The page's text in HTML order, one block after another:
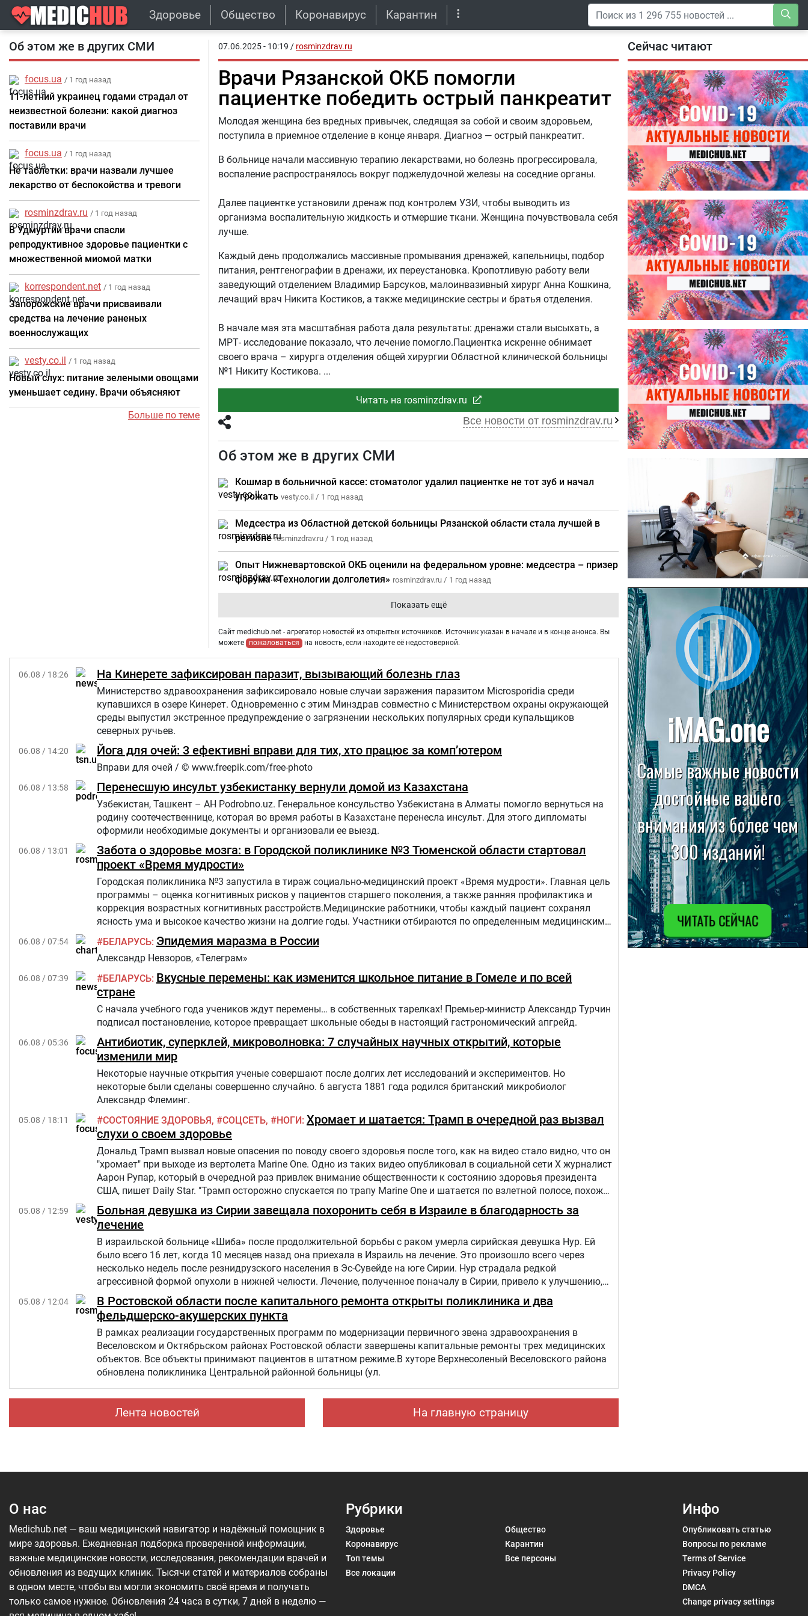
Здоровье Общество Коронавирус Карантин
Об этом же в других СМИ
focus.ua / 1 год назад
11-летний украинец годами страдал от
неизвестной болезни: какой диагноз
поставили врачи
focus.ua / 1 год назад
Не таблетки: врачи назвали лучшее
лекарство от беспокойства и тревоги
rosminzdrav.ru / 1 год назад
В Удмуртии врачи спасли
репродуктивное здоровье пациентки с
множественной миомой матки
korrespondent.net / 1 год назад
Запорожские врачи присваивали
средства на лечение раненых
военнослужащих
vesty.co.il / 1 год назад
Новый слух: питание зелеными овощами
уменьшает седину. Врачи объясняют
Больше по теме
07.06.2025 - 10:19 / rosminzdrav.ru
Врачи Рязанской ОКБ помогли
пациентке победить острый панкреатит
Молодая женщина без вредных привычек, следящая за собой и своим здоровьем,
поступила в приемное отделение в конце января. Диагноз — острый панкреатит.
В больнице начали массивную терапию лекарствами, но болезнь прогрессировала,
воспаление распространялось вокруг поджелудочной железы на соседние органы.
Далее пациентке установили дренаж под контролем УЗИ, чтобы выводить из
организма воспалительную жидкость и отмершие ткани. Женщина почувствовала себя
лучше.
Каждый день продолжались массивные промывания дренажей, капельницы, подбор
питания, рентгенографии в дренажи, их переустановка. Кропотливую работу вели
заведующий отделением Владимир Барсуков, малоинвазивный хирург Анна Кошкина,
лечащий врач Никита Костиков, а также медицинские сестры и братья отделения.
В начале мая эта масштабная работа дала результаты: дренажи стали высыхать, а
МРТ- исследование показало, что лечение помогло.Пациентка искренне обнимает
своего врача – хирурга отделения общей хирургии Областной клинической больницы
№1 Никиту Костикова.
Читать на rosminzdrav.ru
Все новости от rosminzdrav.ru
Об этом же в других СМИ
Кошмар в больничной кассе: стоматолог удалил пациентке не тот зуб и начал
угрожать vesty.co.il / 1 год назад
Медсестра из Областной детской больницы Рязанской области стала лучшей в
регионеrosminzdrav.ru / 1 год назад
Опыт Нижневартовской ОКБ оценили на федеральном уровне: медсестра – призер
форума «Технологии долголетия» rosminzdrav.ru / 1 год назад
Показать ещё
Сайт medichub.net - агрегатор новостей из открытых источников. Источник указан в начале и в конце анонса. Вы
можете
пожаловаться на новость, если находите её недостоверной.
06.08 / 18:26 На Кинерете зафиксирован паразит, вызывающий болезнь глаз
Министерство здравоохранения зафиксировало новые случаи заражения паразитом Microsporidia среди
купавшихся в озере Кинерет. Одновременно с этим Минздрав совместно с Министерством охраны окружающей
среды выпустил экстренное предупреждение о загрязнении нескольких популярных среди купальщиков
северных ручьев.
06.08 / 14:20 Йога для очей: 3 ефективні вправи для тих, хто працює за комп’ютером
Вправи для очей / © www.freepik.com/free-photo
06.08 / 13:58 Перенесшую инсульт узбекистанку вернули домой из Казахстана
Узбекистан, Ташкент – АН Podrobno.uz. Генеральное консульство Узбекистана в Алматы помогло вернуться на
родину соотечественнице, которая во время работы в Казахстане перенесла инсульт. Для этого дипломаты
оформили необходимые документы и организовали ее выезд.
06.08 / 13:01
Забота о здоровье мозга: в Городской поликлинике №3 Тюменской области стартовал
проект «Время мудрости»
Городская поликлиника №3 запустила в тираж социально-медицинский проект «Время мудрости». Главная цель
программы – оценка когнитивных рисков у пациентов старшего поколения, а также ранняя профилактика и
коррекция возрастных когнитивных расстройств.Медицинские работники, чтобы каждый пациент сохранял
ясность ума и высокое качество жизни на долгие годы. Участники отбираются по определенным медицинским
критериям из числа прикрепленного к поликлинике населения.Путь в проекте состоит из трех этапов:1.
06.08 / 07:54 БЕЛАРУСЬ Эпидемия маразма в России
Александр Невзоров, «Телеграм»
06.08 / 07:39 БЕЛАРУСЬ Вкусные перемены: как изменится школьное питание в Гомеле и по всей
стране
С начала учебного года учеников ждут перемены… в собственных тарелках! Премьер-министр Александр Турчин
подписал постановление, которое превращает школьные обеды в настоящий гастрономический апгрейд.
06.08 / 05:36
Антибиотик, суперклей, микроволновка: 7 случайных научных открытий, которые
изменили мир
Некоторые научные открытия ученые совершают после долгих лет исследований и экспериментов. Но
некоторые были сделаны совершенно случайно. 6 августа 1881 года родился британский микробиолог
Александр Флеминг.
05.08 / 18:11 СОСТОЯНИЕ ЗДОРОВЬЯ СОЦСЕТЬ НОГИ Хромает и шатается: Трамп в очередной раз вызвал
слухи о своем здоровье
Дональд Трамп вызвал новые опасения по поводу своего здоровья после того, как на видео стало видно, что он
"хромает" при выходе из вертолета Marine One. Одно из таких видео опубликовал в социальной сети Х журналист
Аарон Рупар, который в очередной раз привлек внимание общественности к состоянию здоровья президента
США, пишет Daily Star. "Трамп осторожно спускается по трапу Marine One и шатается по взлетной полосе, похоже,
слегка прихрамывая", — написал журналист.
05.08 / 12:59
Больная девушка из Сирии завещала похоронить себя в Израиле в благодарность за
лечение
В израильской больнице «Шиба» после продолжительной борьбы с раком умерла сирийская девушка Нур. Ей
было всего 16 лет, когда 10 месяцев назад она приехала в Израиль на лечение. Это произошло всего через
несколько недель после резнидрузского населения в Эс-Сувейде на юге Сирии. Нур страдала редкой
агрессивной формой опухоли в нижней челюсти. Лечение, полученное поначалу в Сирии, привело к улучшению,
но позже произошел рецидив болезни. Нур попала на лечение в «Шибу» в рамках гуманитарного проекта
«Шевет-ахим» («Кровные братья).
05.08 / 12:04
В Ростовской области после капитального ремонта открыты поликлиника и два
фельдшерско-акушерских пункта
В рамках реализации государственных программ по модернизации первичного звена здравоохранения в
Веселовском и Октябрьском районах Ростовской области завершены капитальные ремонты трех медицинских
объектов. Все объекты принимают пациентов в штатном режиме.В хуторе Верхнесоленый Веселовского района
обновлена поликлиника Центральной районной больницы (ул.
Лента новостей На главную страницу
Сейчас читают
04.08.2026
Специалисты дали советы, как
правильно пить витамины
27.07.2026
Лучше фасоли: диетолог
названа 8 продуктов,
содержащих много клетчатки
угрозы: что нужно знать о
летних инфекциях
22.07.2026
Больница в Спирово работает
без рентгеновского кабинета
О нас
Medichub.net — ваш медицинский навигатор и надёжный помощник в
мире здоровья. Ежедневная подборка проверенной информации,
важные медицинские новости, исследования, рекомендации врачей и
обновления из ведущих клиник. Тысячи статей и материалов собраны
в одном месте, чтобы вы могли экономить своё время и получать
только самое нужное. Обновления 24 часа в сутки, 7 дней в неделю —
Рубрики
Здоровье
Общество
Коронавирус
Карантин
Топ темы
Все персоны
Все локации
Инфо
Опубликовать статью
Вопросы по рекламе
Terms of Service
Privacy Policy
DMCA
Change privacy settings